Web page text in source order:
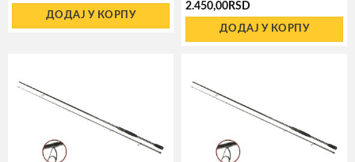
ДОДАЈ У КОРПУ
2.450,00 RSD
ДОДАЈ У КОРПУ